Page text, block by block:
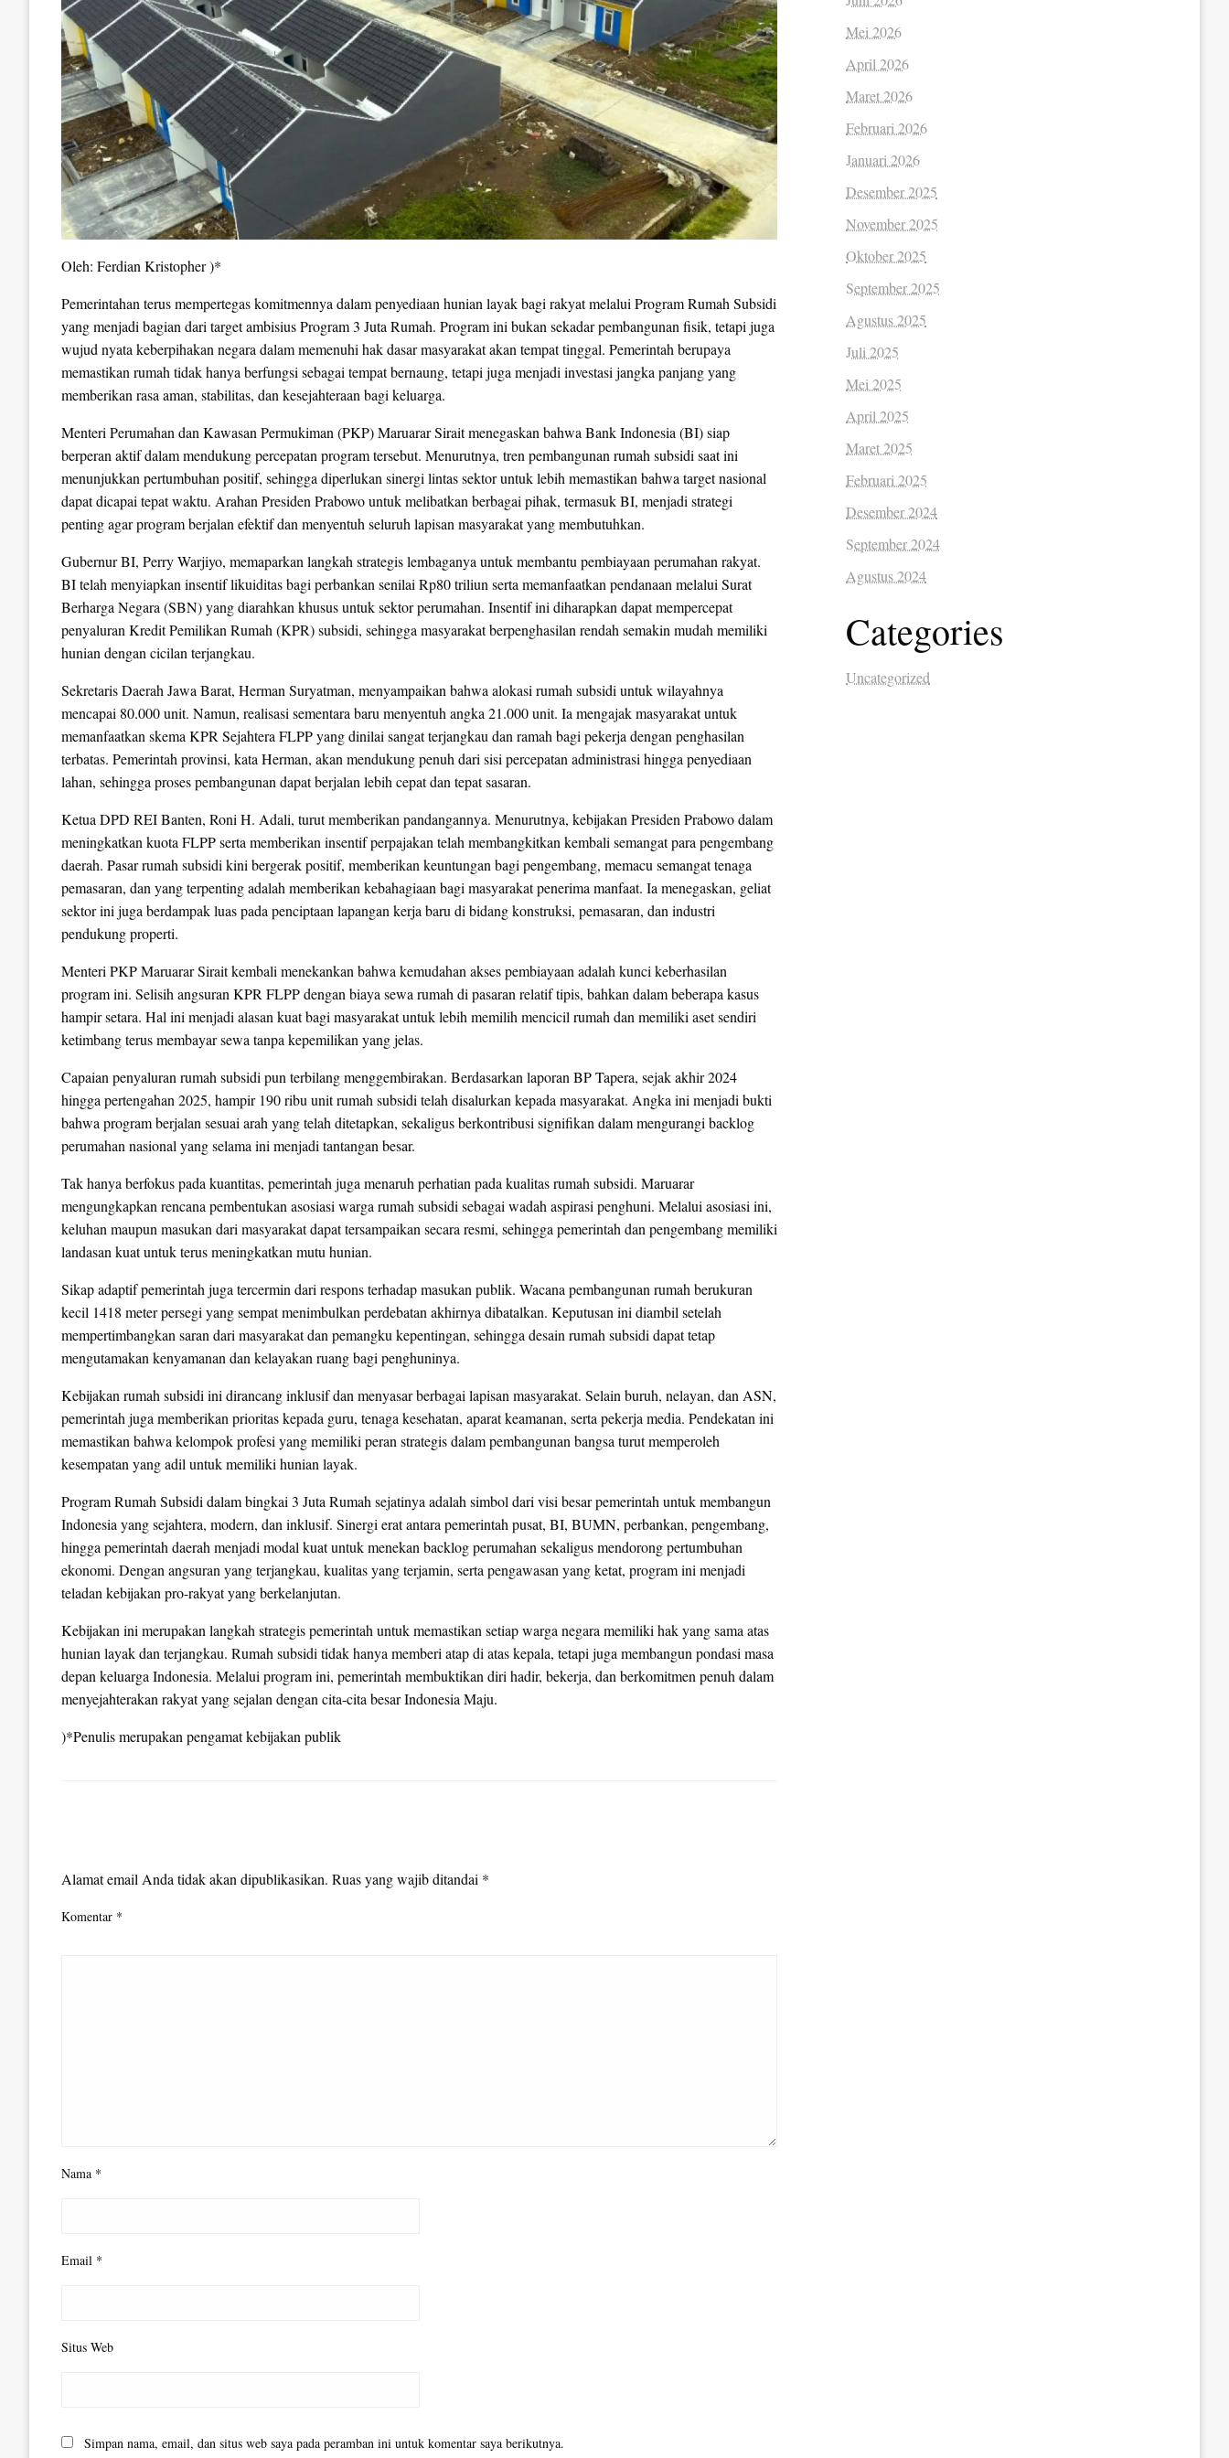
Oleh: Ferdian Kristopher )*
Pemerintahan terus mempertegas komitmennya dalam penyediaan hunian layak bagi rakyat melalui Program Rumah Subsidi
yang menjadi bagian dari target ambisius Program 3 Juta Rumah. Program ini bukan sekadar pembangunan fisik, tetapi juga
wujud nyata keberpihakan negara dalam memenuhi hak dasar masyarakat akan tempat tinggal. Pemerintah berupaya
memastikan rumah tidak hanya berfungsi sebagai tempat bernaung, tetapi juga menjadi investasi jangka panjang yang
memberikan rasa aman, stabilitas, dan kesejahteraan bagi keluarga.
Menteri Perumahan dan Kawasan Permukiman (PKP) Maruarar Sirait menegaskan bahwa Bank Indonesia (BI) siap
berperan aktif dalam mendukung percepatan program tersebut. Menurutnya, tren pembangunan rumah subsidi saat ini
menunjukkan pertumbuhan positif, sehingga diperlukan sinergi lintas sektor untuk lebih memastikan bahwa target nasional
dapat dicapai tepat waktu. Arahan Presiden Prabowo untuk melibatkan berbagai pihak, termasuk BI, menjadi strategi
penting agar program berjalan efektif dan menyentuh seluruh lapisan masyarakat yang membutuhkan.
Gubernur BI, Perry Warjiyo, memaparkan langkah strategis lembaganya untuk membantu pembiayaan perumahan rakyat.
BI telah menyiapkan insentif likuiditas bagi perbankan senilai Rp80 triliun serta memanfaatkan pendanaan melalui Surat
Berharga Negara (SBN) yang diarahkan khusus untuk sektor perumahan. Insentif ini diharapkan dapat mempercepat
penyaluran Kredit Pemilikan Rumah (KPR) subsidi, sehingga masyarakat berpenghasilan rendah semakin mudah memiliki
hunian dengan cicilan terjangkau.
Sekretaris Daerah Jawa Barat, Herman Suryatman, menyampaikan bahwa alokasi rumah subsidi untuk wilayahnya
mencapai 80.000 unit. Namun, realisasi sementara baru menyentuh angka 21.000 unit. Ia mengajak masyarakat untuk
memanfaatkan skema KPR Sejahtera FLPP yang dinilai sangat terjangkau dan ramah bagi pekerja dengan penghasilan
terbatas. Pemerintah provinsi, kata Herman, akan mendukung penuh dari sisi percepatan administrasi hingga penyediaan
lahan, sehingga proses pembangunan dapat berjalan lebih cepat dan tepat sasaran.
Ketua DPD REI Banten, Roni H. Adali, turut memberikan pandangannya. Menurutnya, kebijakan Presiden Prabowo dalam
meningkatkan kuota FLPP serta memberikan insentif perpajakan telah membangkitkan kembali semangat para pengembang
daerah. Pasar rumah subsidi kini bergerak positif, memberikan keuntungan bagi pengembang, memacu semangat tenaga
pemasaran, dan yang terpenting adalah memberikan kebahagiaan bagi masyarakat penerima manfaat. Ia menegaskan, geliat
sektor ini juga berdampak luas pada penciptaan lapangan kerja baru di bidang konstruksi, pemasaran, dan industri
pendukung properti.
Menteri PKP Maruarar Sirait kembali menekankan bahwa kemudahan akses pembiayaan adalah kunci keberhasilan
program ini. Selisih angsuran KPR FLPP dengan biaya sewa rumah di pasaran relatif tipis, bahkan dalam beberapa kasus
hampir setara. Hal ini menjadi alasan kuat bagi masyarakat untuk lebih memilih mencicil rumah dan memiliki aset sendiri
ketimbang terus membayar sewa tanpa kepemilikan yang jelas.
Capaian penyaluran rumah subsidi pun terbilang menggembirakan. Berdasarkan laporan BP Tapera, sejak akhir 2024
hingga pertengahan 2025, hampir 190 ribu unit rumah subsidi telah disalurkan kepada masyarakat. Angka ini menjadi bukti
bahwa program berjalan sesuai arah yang telah ditetapkan, sekaligus berkontribusi signifikan dalam mengurangi backlog
perumahan nasional yang selama ini menjadi tantangan besar.
Tak hanya berfokus pada kuantitas, pemerintah juga menaruh perhatian pada kualitas rumah subsidi. Maruarar
mengungkapkan rencana pembentukan asosiasi warga rumah subsidi sebagai wadah aspirasi penghuni. Melalui asosiasi ini,
keluhan maupun masukan dari masyarakat dapat tersampaikan secara resmi, sehingga pemerintah dan pengembang memiliki
landasan kuat untuk terus meningkatkan mutu hunian.
Sikap adaptif pemerintah juga tercermin dari respons terhadap masukan publik. Wacana pembangunan rumah berukuran
kecil 1418 meter persegi yang sempat menimbulkan perdebatan akhirnya dibatalkan. Keputusan ini diambil setelah
mempertimbangkan saran dari masyarakat dan pemangku kepentingan, sehingga desain rumah subsidi dapat tetap
mengutamakan kenyamanan dan kelayakan ruang bagi penghuninya.
Kebijakan rumah subsidi ini dirancang inklusif dan menyasar berbagai lapisan masyarakat. Selain buruh, nelayan, dan ASN,
pemerintah juga memberikan prioritas kepada guru, tenaga kesehatan, aparat keamanan, serta pekerja media. Pendekatan ini
memastikan bahwa kelompok profesi yang memiliki peran strategis dalam pembangunan bangsa turut memperoleh
kesempatan yang adil untuk memiliki hunian layak.
Program Rumah Subsidi dalam bingkai 3 Juta Rumah sejatinya adalah simbol dari visi besar pemerintah untuk membangun
Indonesia yang sejahtera, modern, dan inklusif. Sinergi erat antara pemerintah pusat, BI, BUMN, perbankan, pengembang,
hingga pemerintah daerah menjadi modal kuat untuk menekan backlog perumahan sekaligus mendorong pertumbuhan
ekonomi. Dengan angsuran yang terjangkau, kualitas yang terjamin, serta pengawasan yang ketat, program ini menjadi
teladan kebijakan pro-rakyat yang berkelanjutan.
Kebijakan ini merupakan langkah strategis pemerintah untuk memastikan setiap warga negara memiliki hak yang sama atas
hunian layak dan terjangkau. Rumah subsidi tidak hanya memberi atap di atas kepala, tetapi juga membangun pondasi masa
depan keluarga Indonesia. Melalui program ini, pemerintah membuktikan diri hadir, bekerja, dan berkomitmen penuh dalam
menyejahterakan rakyat yang sejalan dengan cita-cita besar Indonesia Maju.
)*Penulis merupakan pengamat kebijakan publik
Alamat email Anda tidak akan dipublikasikan. Ruas yang wajib ditandai *
Komentar *
Nama *
Email *
Situs Web
Simpan nama, email, dan situs web saya pada peramban ini untuk komentar saya berikutnya.
Mei 2026
April 2026
Maret 2026
Februari 2026
Januari 2026
Desember 2025
November 2025
Oktober 2025
September 2025
Agustus 2025
Juli 2025
Mei 2025
April 2025
Maret 2025
Februari 2025
Desember 2024
September 2024
Agustus 2024
Categories
Uncategorized